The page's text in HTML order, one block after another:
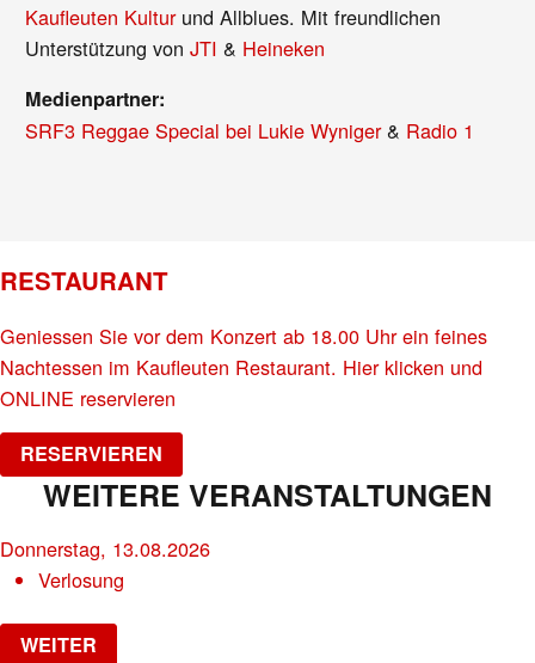
Kaufleuten Kulturund Allblues. Mit freundlichen
Unterstützung vonJTI & Heineken
Medienpartner:
SRF3 Reggae Special bei Lukie Wyniger& Radio 1
RESTAURANT
Geniessen Sie vor dem Konzert ab 18.00 Uhr ein feines
Nachtessen im Kaufleuten Restaurant. Hier klicken und
ONLINE reservieren
RESERVIEREN
WEITERE VERANSTALTUNGEN
Donnerstag, 13.08.2026
Verlosung
WEITER